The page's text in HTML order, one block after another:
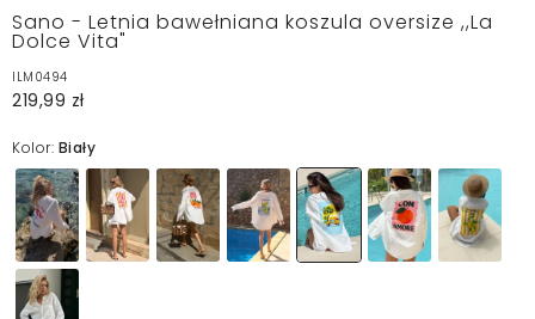
Sano - Letnia bawełniana koszula oversize ,,La
Dolce Vita"
ILM0494
219,99 zł
Kolor: Biały